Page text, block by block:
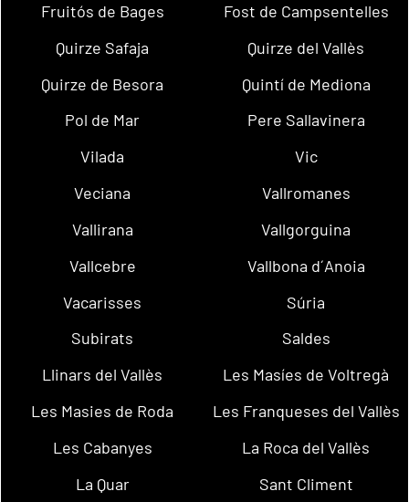
Fruitós de Bages
Fost de Campsentelles
Quirze Safaja
Quirze del Vallès
Quirze de Besora
Quintí de Mediona
Pol de Mar
Pere Sallavinera
Vilada
Vic
Veciana
Vallromanes
Vallirana
Vallgorguina
Vallcebre
Vallbona d´Anoia
Vacarisses
Súria
Subirats
Saldes
Llinars del Vallès
Les Masíes de Voltregà
Les Masies de Roda
Les Franqueses del Vallès
Les Cabanyes
La Roca del Vallès
La Quar
Sant Climent